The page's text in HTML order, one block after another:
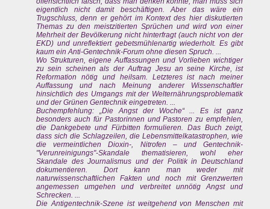
eigentlich nicht damit beschäftigen. Aber das wäre ein
Trugschluss, denn er gehört im Kontext des hier diskutierten
Themas zu den meistzitierten Sprüchen und wird von einer
Mehrheit der Bevölkerung nicht hinterfragt (auch nicht von der
EKD) und unreflektiert gebetsmühlenartig wiederholt. Es gibt
kaum ein Anti-Gentechnik-Forum ohne diesen Spruch. ...
Wo Strukturen, eigene Auffassungen und Vorlieben wichtiger
zu sein scheinen als der Auftrag Jesu an seine Kirche, ist
Reformation nötig und heilsam. Letzteres ist nach meiner
Auffassung und nach Meinung anderer Wissenschaftler
hinsichtlich des Umgangs mit der Welternährungsproblematik
und der Grünen Gentechnik eingetreten. ...
Buchempfehlung: „Die Angst der Woche“ ... Es ist ganz
besonders auch für Pastorinnen und Pastoren zu empfehlen,
die Dankgebete und Fürbitten formulieren. Das Buch zeigt,
dass sich die Schlagzeilen, die Lebensmittelkatastrophen, wie
die vermeintlichen Dioxin-, Nitrofen – und Gentechnik-
"Verunreinigungs"-Skandale thematisieren, wohl eher
Skandale des Journalismus und der Politik in Deutschland
dokumentieren. Dort kann man weder mit
naturwissenschaftlichen Fakten und noch mit Grenzwerten
angemessen umgehen und verbreitet unnötig Angst und
Schrecken. ...
Die Antigentechnik-Szene ist weitgehend von Menschen mit